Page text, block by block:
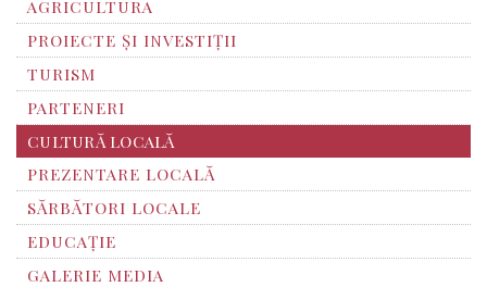
AGRICULTURA
PROIECTE ȘI INVESTIȚII
TURISM
PARTENERI
CULTURĂ LOCALĂ
PREZENTARE LOCALĂ
SĂRBĂTORI LOCALE
EDUCAȚIE
GALERIE MEDIA